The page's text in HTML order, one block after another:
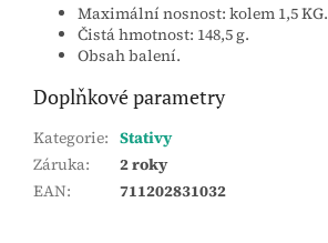
Maximální nosnost: kolem 1,5 KG.
Čistá hmotnost: 148,5 g.
Obsah balení.
Doplňkové parametry
Kategorie: Stativy
Záruka:
2 roky
EAN: 711202831032